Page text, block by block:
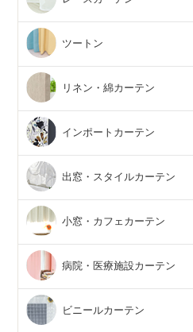
ツートン
リネン・綿カーテン
インポートカーテン
出窓・スタイルカーテン
小窓・カフェカーテン
病院・医療施設カーテン
ビニールカーテン